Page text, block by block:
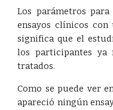
Los parámetros
ensayos clínicos con
significa que el
los participantes ya
tratados.
Como se puede ver
apareció ningún